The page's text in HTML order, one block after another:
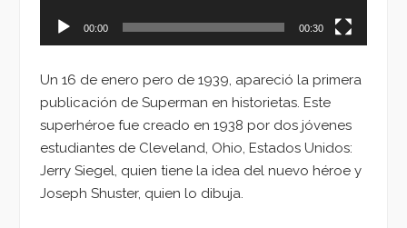
00:00 00:30
Un 16 de enero pero de 1939, apareció la primera
publicación de Superman en historietas. Este
superhéroe fue creado en 1938 por dos jóvenes
estudiantes de Cleveland, Ohio, Estados Unidos:
Jerry Siegel, quien tiene la idea del nuevo héroe y
Joseph Shuster, quien lo dibuja.